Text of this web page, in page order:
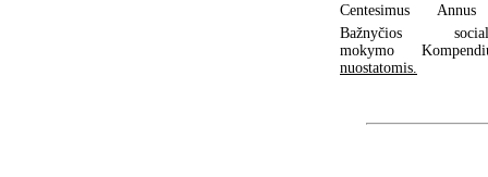
Centesimus
Bažnyčios
mokymo
nuostatomis.